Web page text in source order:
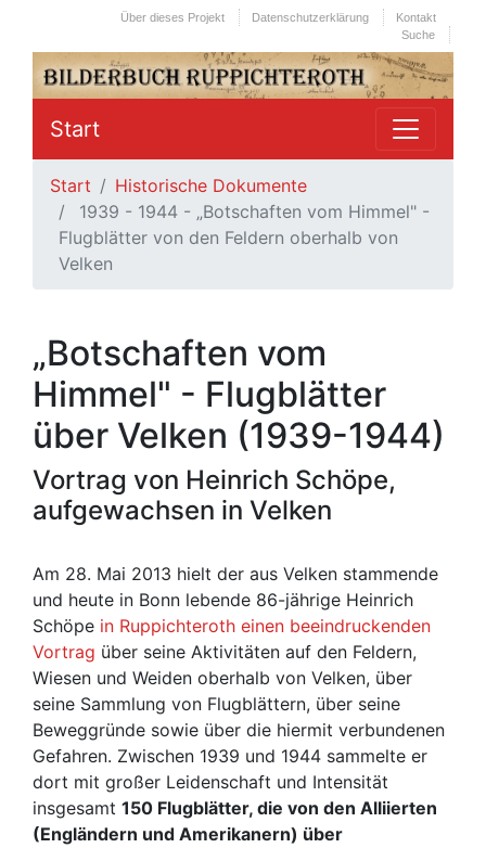
Kontakt
Datenschutzerklärung
Über dieses Projekt
Suche
Start
Start
Historische Dokumente
1939 - 1944 - „Botschaften vom Himmel" -
Flugblätter von den Feldern oberhalb von
Velken
„Botschaften vom
Himmel" - Flugblätter
über Velken (1939-1944)
Vortrag von Heinrich Schöpe,
aufgewachsen in Velken
Am 28. Mai 2013 hielt der aus Velken stammende
und heute in Bonn lebende 86-jährige Heinrich
Schöpe in Ruppichteroth einen beeindruckenden
Vortrag über seine Aktivitäten auf den Feldern,
Wiesen und Weiden oberhalb von Velken, über
seine Sammlung von Flugblättern, über seine
Beweggründe sowie über die hiermit verbundenen
Gefahren. Zwischen 1939 und 1944 sammelte er
dort mit großer Leidenschaft und Intensität
insgesamt 150 Flugblätter, die von den Alliierten
(Engländern und Amerikanern) über